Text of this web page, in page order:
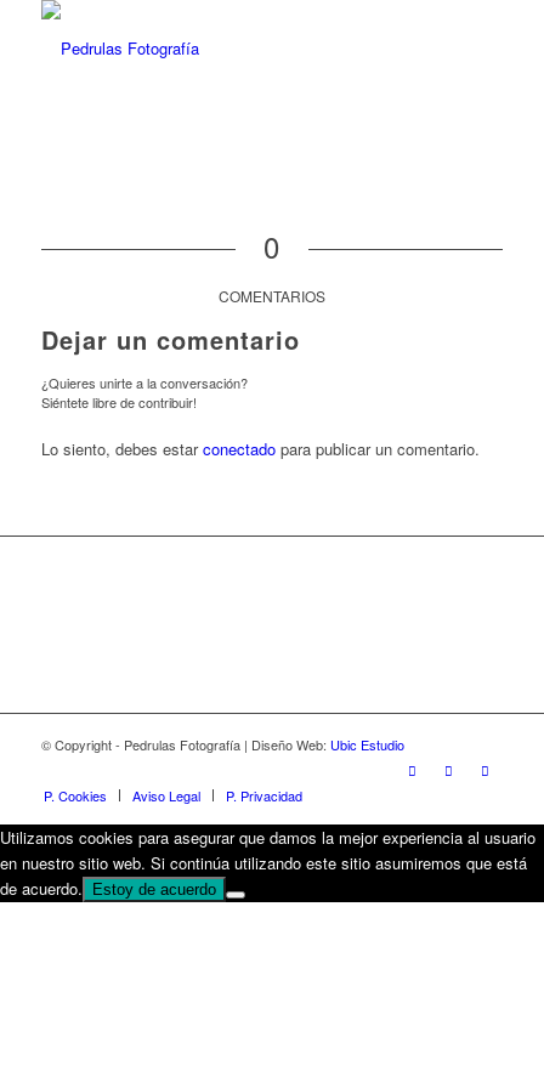
0
COMENTARIOS
Dejar un comentario
¿Quieres unirte a la conversación?
Siéntete libre de contribuir!
Lo siento, debes estarconectadopara publicar un comentario.
© Copyright - Pedrulas Fotografía | Diseño Web: Ubic Estudio
P. Cookies Aviso Legal P. Privacidad
Utilizamos cookies para asegurar que damos la mejor experiencia al usuario
en nuestro sitio web. Si continúa utilizando este sitio asumiremos que está
de acuerdo.
Estoy de acuerdo